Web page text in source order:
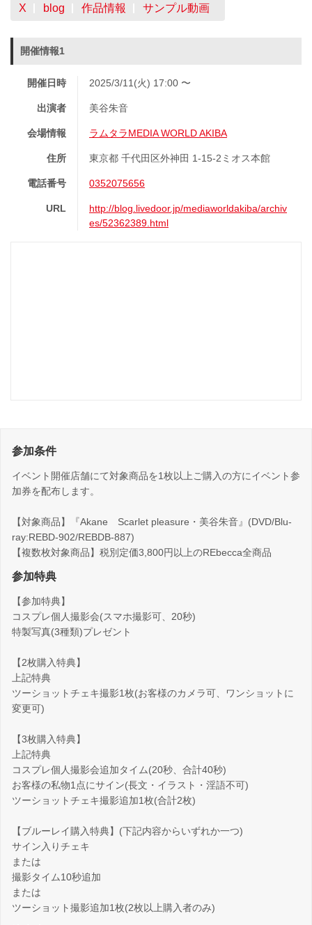
X blog 作品情報 サンプル動画
開催情報1
開催日時 2025/3/11(火) 17:00 〜
出演者 美谷朱音
会場情報 ラムタラMEDIA WORLD AKIBA
住所 東京都 千代田区外神田 1-15-2ミオス本館
電話番号 0352075656
URL
http://blog.livedoor.jp/mediaworldakiba/archiv
es/52362389.html
参加条件
イベント開催店舗にて対象商品を1枚以上ご購入の方にイベント参
加券を配布します。
【対象商品】『Akane Scarlet pleasure・美谷朱音』(DVD/Blu-
ray:REBD-902/REBDB-887)
【複数枚対象商品】税別定価3,800円以上のREbecca全商品
参加特典
【参加特典】
コスプレ個人撮影会(スマホ撮影可、20秒)
特製写真(3種類)プレゼント
【2枚購入特典】
上記特典
ツーショットチェキ撮影1枚(お客様のカメラ可、ワンショットに
変更可)
【3枚購入特典】
上記特典
コスプレ個人撮影会追加タイム(20秒、合計40秒)
お客様の私物1点にサイン(長文・イラスト・淫語不可)
ツーショットチェキ撮影追加1枚(合計2枚)
【ブルーレイ購入特典】(下記内容からいずれか一つ)
サイン入りチェキ
または
撮影タイム10秒追加
または
ツーショット撮影追加1枚(2枚以上購入者のみ)